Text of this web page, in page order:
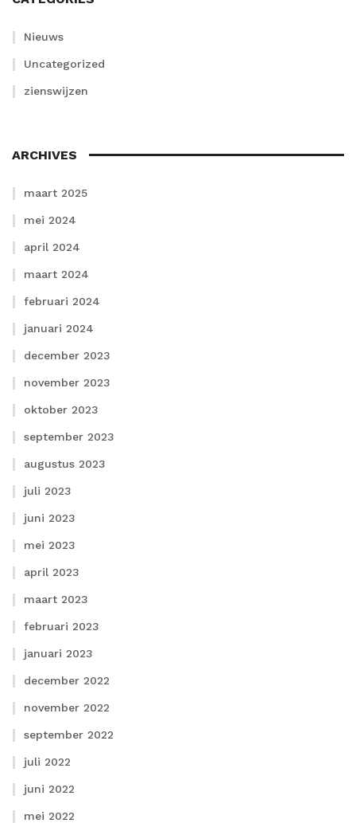
Nieuws
Uncategorized
zienswijzen
ARCHIVES
maart 2025
mei 2024
april 2024
maart 2024
februari 2024
januari 2024
december 2023
november 2023
oktober 2023
september 2023
augustus 2023
juli 2023
juni 2023
mei 2023
april 2023
maart 2023
februari 2023
januari 2023
december 2022
november 2022
september 2022
juli 2022
juni 2022
mei 2022